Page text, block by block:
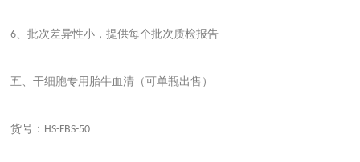
6、批次差异性小，提供每个批次质检报告
五、干细胞专用胎牛血清（可单瓶出售）
货号： HS-FBS-50